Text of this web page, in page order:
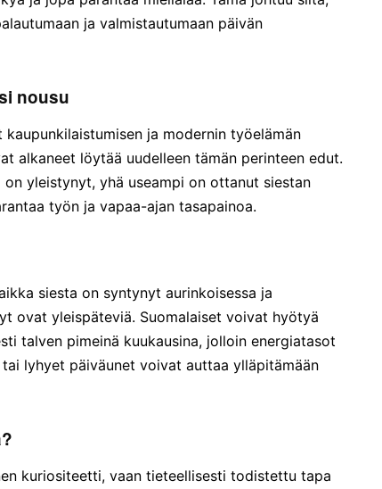
ja valmistautumaan päivän
nousu
ja modernin työelämän
alkaneet löytää uudelleen tämän perinteen edut.
yleistynyt, yhä useampi on ottanut siestan
työn ja vapaa-ajan tasapainoa.
siesta on syntynyt aurinkoisessa ja
ovat yleispäteviä. Suomalaiset voivat hyötyä
talven pimeinä kuukausina, jolloin energiatasot
lyhyet päiväunet voivat auttaa ylläpitämään
kuriositeetti, vaan tieteellisesti todistettu tapa